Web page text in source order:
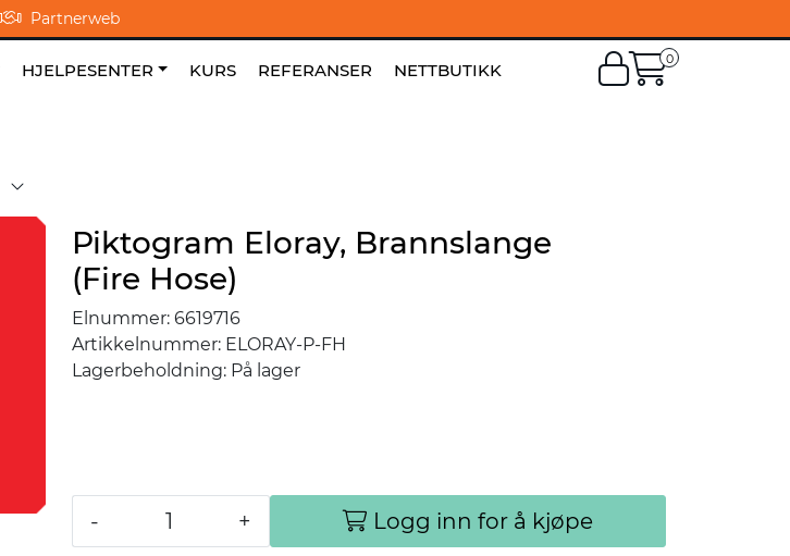
Partnerweb
Favoritter NO|EN|FI
HJELPESENTER KURS REFERANSER NETTBUTIKK
0
Piktogram Eloray, Brannslange
(Fire Hose)
Elnummer: 6619716
Artikkelnummer: ELORAY-P-FH
Lagerbeholdning: På lager
- + Logg inn for å kjøpe